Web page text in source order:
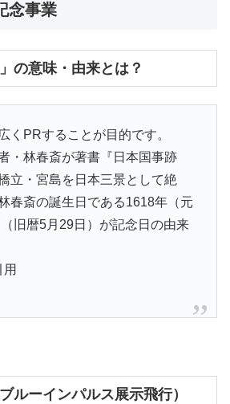
念事業
の意味・由来とは？
くPRすることが目的です。
・林春斎が著書『日本国事跡
立・宮島を日本三景として絶
春斎の誕生日である1618年（元
旧暦5月29日）が記念日の由来
ルーインパルス展示飛行）